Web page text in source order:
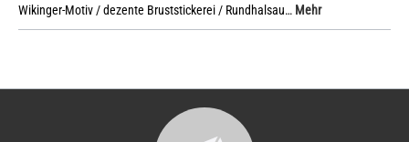
Wikinger-Motiv / dezente Bruststickerei / Rundhalsau… Mehr